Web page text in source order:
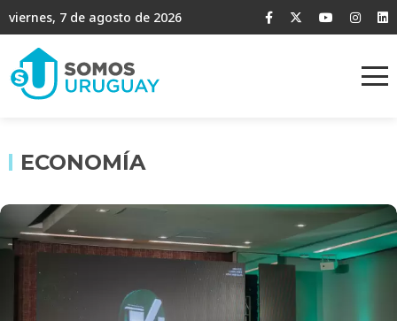
viernes, 7 de agosto de 2026
ECONOMÍA